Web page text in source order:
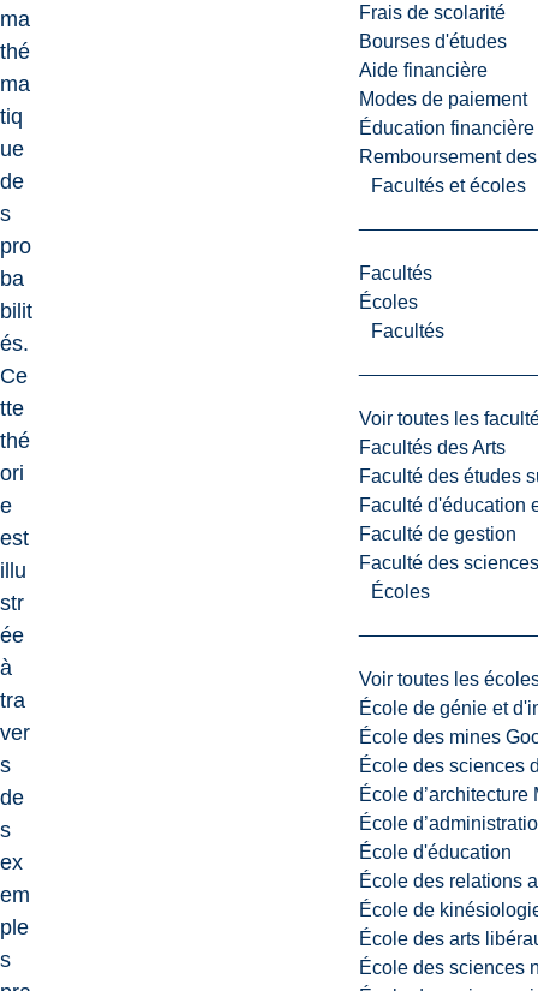
Frais de scolarité
Bourses d'études
Aide financière
Modes de paiement
Éducation financière
Remboursement
Facultés et écoles
Facultés
Écoles
Facultés
Voir toutes les
Facultés des Arts
Faculté des études
Faculté d'éducation
Faculté de gestion
Faculté des
Écoles
Voir toutes les
École de génie et
École des mines
École des sciences
École d’architecture
École
École d'éducation
École des relations
École de
École des arts
École des sciences
ma
thé
ma
tiq
ue
de
s
pro
ba
bilit
és.
Ce
tte
thé
ori
e
est
illu
str
ée
à
tra
ver
s
de
s
ex
em
ple
s